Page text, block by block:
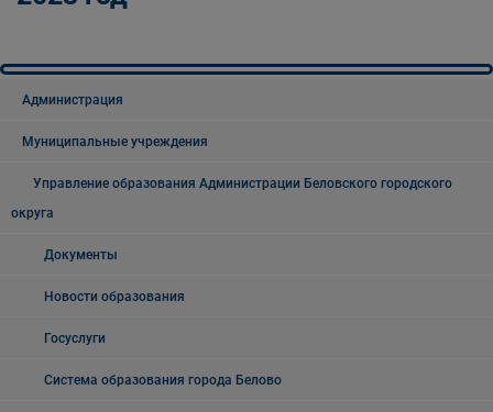
Администрация
Муниципальные учреждения
Управление образования Администрации Беловского городского
округа
Документы
Новости образования
Госуслуги
Система образования города Белово